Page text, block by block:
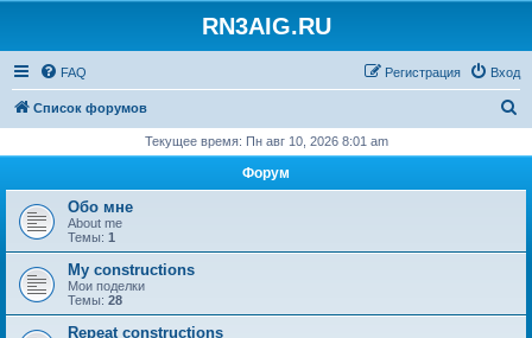
RN3AIG.RU
FAQ Вход
Регистрация
Список форумов
с
Текущее время: Пн авг 10, 2026 8:01 am
Форум
Обо мне
About me
Темы: 1
My constructions
Мои поделки
Темы: 28
Repeat constructions